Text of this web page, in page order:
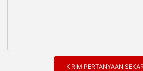
KIRIM PERTANYAAN